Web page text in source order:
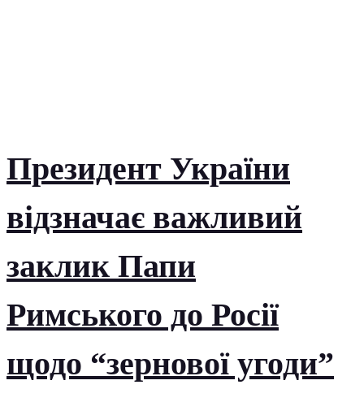
Президент України
відзначає важливий
заклик Папи
Римського до Росії
щодо “зернової угоди”